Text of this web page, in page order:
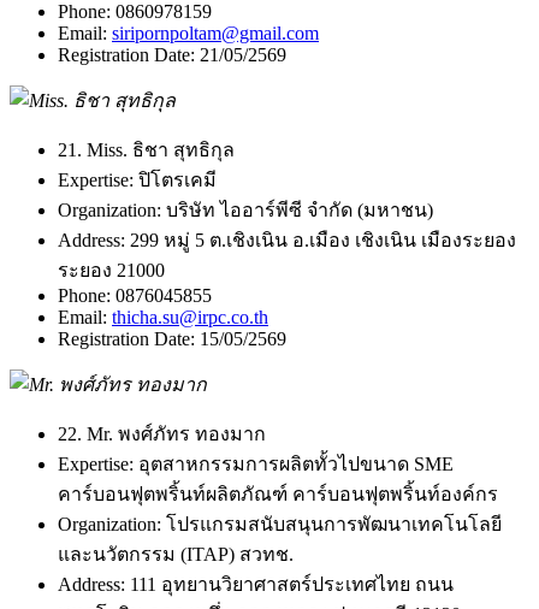
Phone: 0860978159
Email: siripornpoltam@gmail.com
Registration Date: 21/05/2569
21. Miss. ธิชา สุทธิกุล
Expertise: ปิโตรเคมี
Organization: บริษัท ไออาร์พีซี จำกัด (มหาชน)
Address: 299 หมู่ 5 ต.เชิงเนิน อ.เมือง เชิงเนิน เมืองระยอง
ระยอง 21000
Phone: 0876045855
Email: thicha.su@irpc.co.th
Registration Date: 15/05/2569
22. Mr. พงศ์ภัทร ทองมาก
Expertise: อุตสาหกรรมการผลิตทั้วไปขนาด SME
คาร์บอนฟุตพริ้นท์ผลิตภัณฑ์ คาร์บอนฟุตพริ้นท์องค์กร
Organization: โปรแกรมสนับสนุนการพัฒนาเทคโนโลยี
และนวัตกรรม (ITAP) สวทช.
Address: 111 อุทยานวิยาศาสตร์ประเทศไทย ถนน